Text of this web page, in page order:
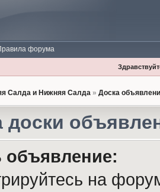
форума
Салда и Нижняя Салда» Доска
доски
объявление:
на